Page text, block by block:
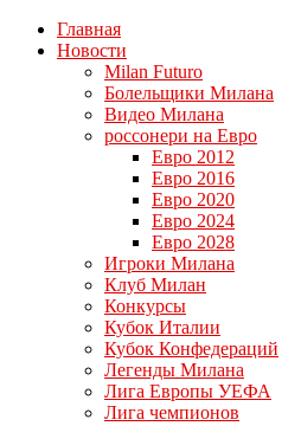
Главная
Новости
Milan Futuro
Болельщики Милана
Видео Милана
россонери на Евро
Евро 2012
Евро 2016
Евро 2020
Евро 2024
Евро 2028
Игроки Милана
Клуб Милан
Конкурсы
Кубок Италии
Кубок Конфедераций
Легенды Милана
Лига Европы УЕФА
Лига чемпионов